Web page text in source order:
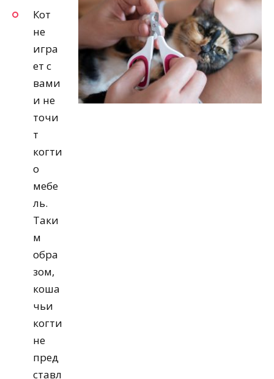
Кот
не
игра
ет с
вами
и не
точи
т
когти
о
мебе
ль.
Таки
м
обра
зом,
коша
чьи
когти
не
пред
ставл